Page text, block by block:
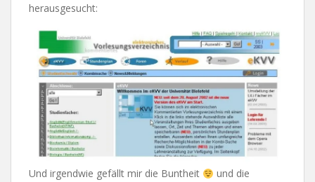
herausgesucht:
Und irgendwie gefällt mir die Buntheit
und die